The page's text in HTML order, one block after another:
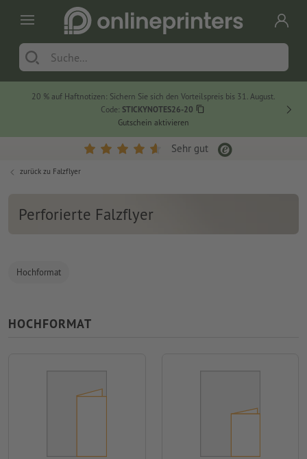
20 % auf Haftnotizen: Sichern Sie sich den Vorteilspreis bis 31. August.
Code: STICKYNOTES26-20
Gutschein aktivieren
Sehr gut
zurück zu Falzflyer
Perforierte Falzflyer
Hochformat
HOCHFORMAT